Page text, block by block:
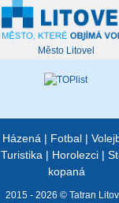
Město Litovel
Házená | Fotbal |
Turistika | Horolezci|
kopaná
2015 - 2026 © Tatran